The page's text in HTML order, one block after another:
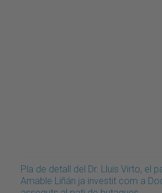
Pla de detall del Dr. Lluís Virto, el
Amable Liñán ja investit com a